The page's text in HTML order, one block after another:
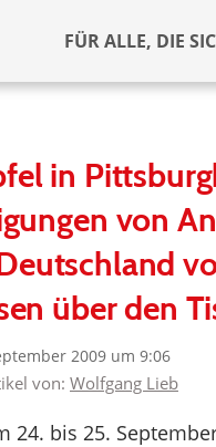
FÜR ALLE, DIE
in
von
über den
2009 um 9:06
von: Wolfgang Lieb
24. bis 25.